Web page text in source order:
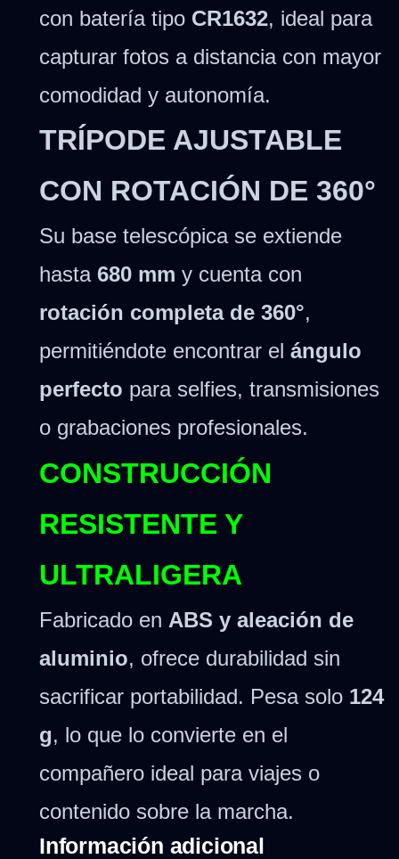
con batería tipo CR1632, ideal para
capturar fotos a distancia con mayor
comodidad y autonomía.
TRÍPODE AJUSTABLE
CON ROTACIÓN DE 360°
Su base telescópica se extiende
hasta 680 mm y cuenta con
rotación completa de 360°,
permitiéndote encontrar el ángulo
perfecto para selfies, transmisiones
o grabaciones profesionales.
CONSTRUCCIÓN
RESISTENTE Y
ULTRALIGERA
Fabricado en ABS y aleación de
aluminio, ofrece durabilidad sin
sacrificar portabilidad. Pesa solo 124
g, lo que lo convierte en el
compañero ideal para viajes o
contenido sobre la marcha.
Información adicional